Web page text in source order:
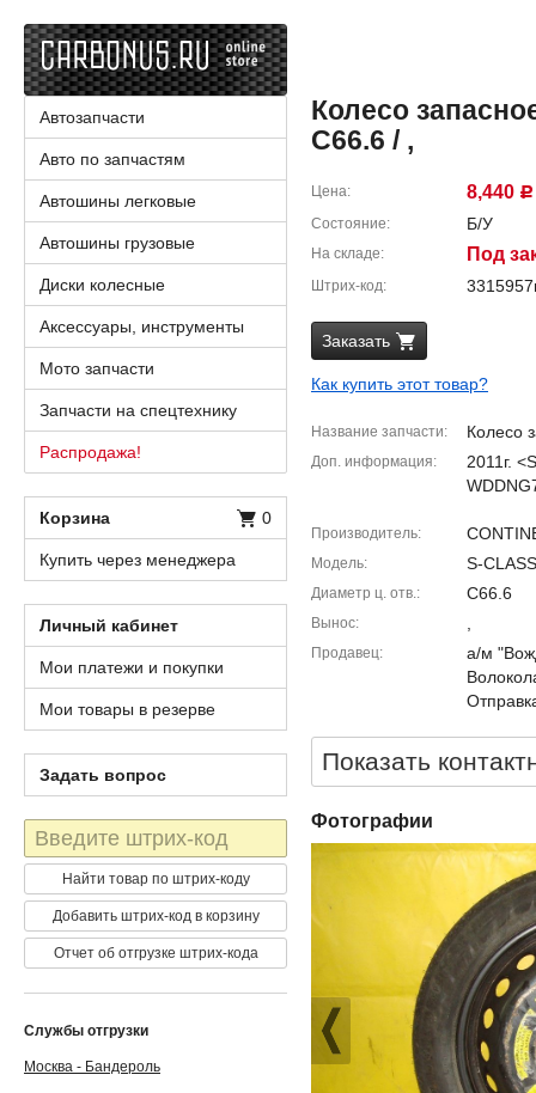
Колесо
C66.6 / ,
Цена 8,440 Р
Состояние Б/У
На складе Под
Штрих-код
Заказать
Как купить этот товар?
Название запчасти Колесо
Доп. информация
2011г.
Производитель
Модель S-
Диаметр ц. отв. C66.6
Вынос
Продавец
а/м
Показать
Фотографии
Автозапчасти
Авто по запчастям
Автошины легковые
Автошины грузовые
Диски колесные
Аксессуары, инструменты
Мото запчасти
Запчасти на спецтехнику
Распродажа!
Корзина 0
Купить через менеджера
Личный кабинет
Мои платежи и покупки
Мои товары в резерве
Задать вопрос
Штрих-
код
Найти товар по штрих-коду
Добавить штрих-код в корзину
Отчет об отгрузке штрих-кода
Службы отгрузки
Москва - Бандероль